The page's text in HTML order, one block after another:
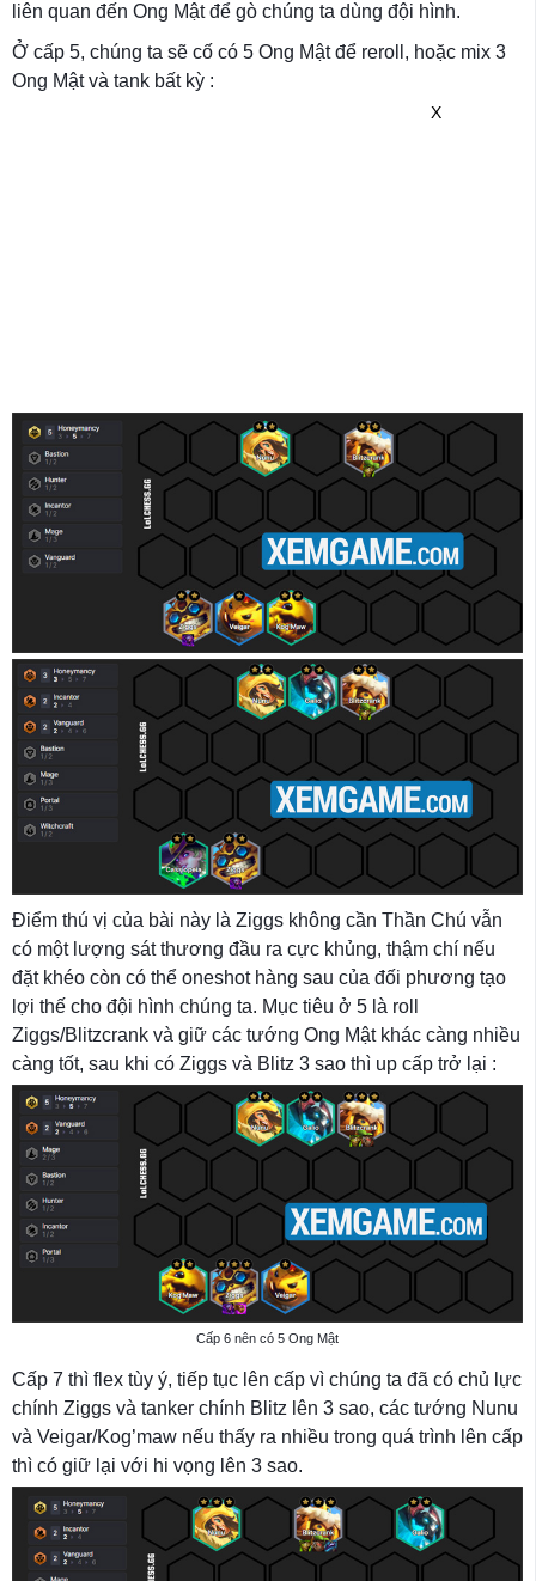
liên quan đến Ong Mật để gò chúng ta dùng đội hình.
Ở cấp 5, chúng ta sẽ cố có 5 Ong Mật để reroll, hoặc mix 3
Ong Mật và tank bất kỳ :
X
Điểm thú vị của bài này là Ziggs không cần Thần Chú vẫn
có một lượng sát thương đầu ra cực khủng, thậm chí nếu
đặt khéo còn có thể oneshot hàng sau của đối phương tạo
lợi thế cho đội hình chúng ta. Mục tiêu ở 5 là roll
Ziggs/Blitzcrank và giữ các tướng Ong Mật khác càng nhiều
càng tốt, sau khi có Ziggs và Blitz 3 sao thì up cấp trở lại :
Cấp 6 nên có 5 Ong Mật
Cấp 7 thì flex tùy ý, tiếp tục lên cấp vì chúng ta đã có chủ lực
chính Ziggs và tanker chính Blitz lên 3 sao, các tướng Nunu
và Veigar/Kog’maw nếu thấy ra nhiều trong quá trình lên cấp
thì có giữ lại với hi vọng lên 3 sao.